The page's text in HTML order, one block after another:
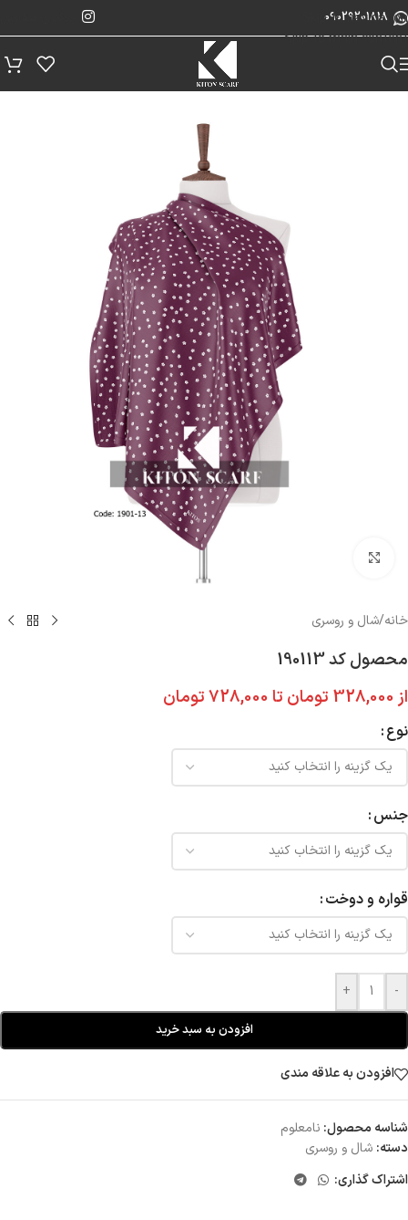
Skip to navigation
Skip to main content
09029201818
خانه/شال و روسری
محصول کد 190113
از 328,000 تومان تا 728,000تومان
نوع
جنس
قواره و دوخت
-
+
افزودن به سبد خرید
افزودن به علاقه مندی
شناسه محصول: نامعلوم
دسته: شال و روسری
اشتراک گذاری: